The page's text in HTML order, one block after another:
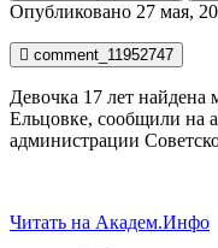
Опубликовано 27 мая,
comment_11952747
Девочка 17 лет
Ельцовке, сообщили на
администрации
Читать на Академ.Инфо